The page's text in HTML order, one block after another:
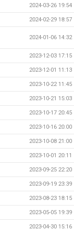
2024-03-26 19:54
2024-02-29 18:57
2024-01-06 14:32
2023-12-03 17:15
2023-12-01 11:13
2023-10-22 11:45
2023-10-21 15:03
2023-10-17 20:45
2023-10-16 20:00
2023-10-08 21:00
2023-10-01 20:11
2023-09-25 22:20
2023-09-19 23:39
2023-08-23 18:15
2023-05-05 19:39
2023-04-30 15:16